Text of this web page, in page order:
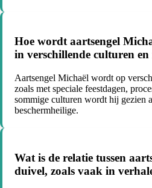
Hoe wordt aartsengel
in verschillende culturen en
Aartsengel Michaël wordt op
zoals met speciale feestdagen,
sommige culturen wordt hij gezien
beschermheilige.
Wat is de relatie tussen
duivel, zoals vaak in